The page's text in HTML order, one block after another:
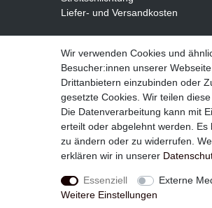
Liefer- und Versandkosten
Wir verwenden Cookies und
Besucher:innen unserer
Drittanbietern einzubinden oder
gesetzte Cookies. Wir teilen
Die Datenverarbeitung kann mit
erteilt oder abgelehnt werden.
zu ändern oder zu widerrufen.
erklären wir in unserer
Essenziell Externe
Weitere Einstellungen